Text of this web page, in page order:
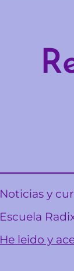
Noticias y
Escuela
He leido y